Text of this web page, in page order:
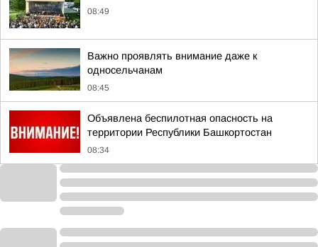
08:49
Важно проявлять внимание даже к
односельчанам
08:45
Объявлена беспилотная опасность на
территории Республики Башкортостан
08:34